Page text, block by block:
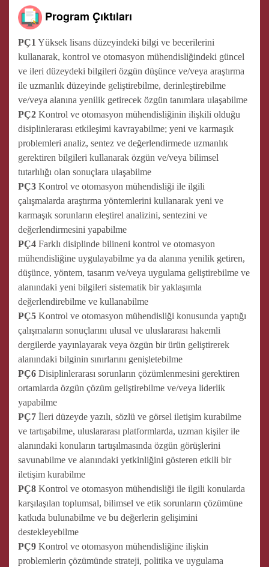
Program Çıktıları
PÇ1 Yüksek lisans düzeyindeki bilgi ve becerilerini
kullanarak, kontrol ve otomasyon mühendisliğindeki güncel
ve ileri düzeydeki bilgileri özgün düşünce ve/veya araştırma
ile uzmanlık düzeyinde geliştirebilme, derinleştirebilme
ve/veya alanına yenilik getirecek özgün tanımlara ulaşabilme
PÇ2 Kontrol ve otomasyon mühendisliğinin ilişkili olduğu
disiplinlerarası etkileşimi kavrayabilme; yeni ve karmaşık
problemleri analiz, sentez ve değerlendirmede uzmanlık
gerektiren bilgileri kullanarak özgün ve/veya bilimsel
tutarlılığı olan sonuçlara ulaşabilme
PÇ3 Kontrol ve otomasyon mühendisliği ile ilgili
çalışmalarda araştırma yöntemlerini kullanarak yeni ve
karmaşık sorunların eleştirel analizini, sentezini ve
değerlendirmesini yapabilme
PÇ4 Farklı disiplinde bilineni kontrol ve otomasyon
mühendisliğine uygulayabilme ya da alanına yenilik getiren,
düşünce, yöntem, tasarım ve/veya uygulama geliştirebilme ve
alanındaki yeni bilgileri sistematik bir yaklaşımla
değerlendirebilme ve kullanabilme
PÇ5 Kontrol ve otomasyon mühendisliği konusunda yaptığı
çalışmaların sonuçlarını ulusal ve uluslararası hakemli
dergilerde yayınlayarak veya özgün bir ürün geliştirerek
alanındaki bilginin sınırlarını genişletebilme
PÇ6 Disiplinlerarası sorunların çözümlenmesini gerektiren
ortamlarda özgün çözüm geliştirebilme ve/veya liderlik
yapabilme
PÇ7 İleri düzeyde yazılı, sözlü ve görsel iletişim kurabilme
ve tartışabilme, uluslararası platformlarda, uzman kişiler ile
alanındaki konuların tartışılmasında özgün görüşlerini
savunabilme ve alanındaki yetkinliğini gösteren etkili bir
iletişim kurabilme
PÇ8 Kontrol ve otomasyon mühendisliği ile ilgili konularda
karşılaşılan toplumsal, bilimsel ve etik sorunların çözümüne
katkıda bulunabilme ve bu değerlerin gelişimini
destekleyebilme
PÇ9 Kontrol ve otomasyon mühendisliğine ilişkin
problemlerin çözümünde strateji, politika ve uygulama